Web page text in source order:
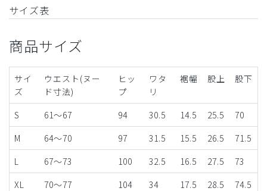
サイズ表
商品サイズ
サイ
ズ
ウエスト(ヌー
ド寸法)
ヒッ
プ
ワタ
リ
裾幅 股上 股下
S 61～67 94 30.5 14.5 25.5
70
M
64～70 97 31.5 15.5 26.5
71.5
L
67～73 100 32.5 16.5 27.5
73
XL
70～77 104 34 17.5 28.5
74.5